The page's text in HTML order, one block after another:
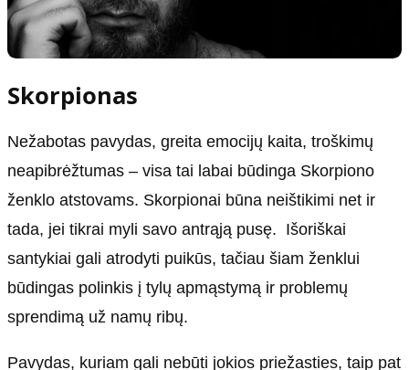
Skorpionas
Nežabotas pavydas, greita emocijų kaita, troškimų
neapibrėžtumas – visa tai labai būdinga Skorpiono
ženklo atstovams. Skorpionai būna neištikimi net ir
tada, jei tikrai myli savo antrąją pusę. Išoriškai
santykiai gali atrodyti puikūs, tačiau šiam ženklui
būdingas polinkis į tylų apmąstymą ir problemų
sprendimą už namų ribų.
Pavydas, kuriam gali nebūti jokios priežasties, taip pat